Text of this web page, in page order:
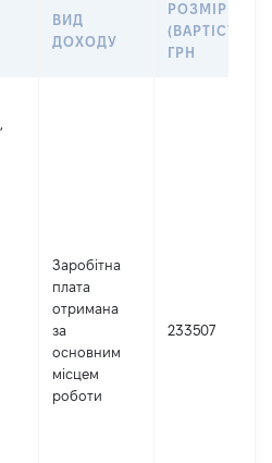
ВИД
ДОХОДУ
РОЗМІР
(ВАРТІСТЬ),
ГРН
Заробітна
плата
отримана
за
основним
місцем
роботи
233507